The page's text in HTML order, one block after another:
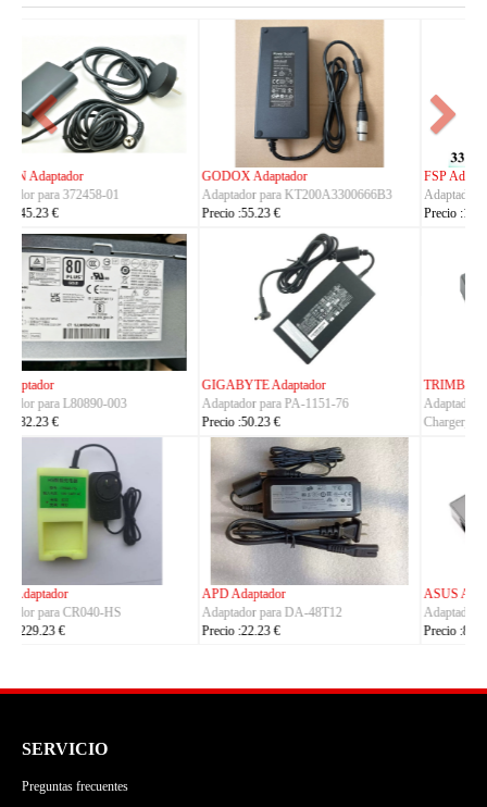
FSP Adaptador
Adaptador para FSP330-ACAU3
Precio :164.23 €
HUAWEI Adaptador
Adaptador para S190126D1D
Precio :40.23 €
TRIMBLE Adaptador
Adaptador para
Charger_Dual_Battery_Slot
Precio :149.23 €
ASUS Adaptador
Adaptador para A14-150P1A
Precio :42.23 €
ASUS Adaptador
Adaptador para ADP-380AB_B
Precio :86.23 €
OLYMPUS Adaptador
Adaptador para CH4000
Precio :100.23 €
SERVICIO
Preguntas frecuentes